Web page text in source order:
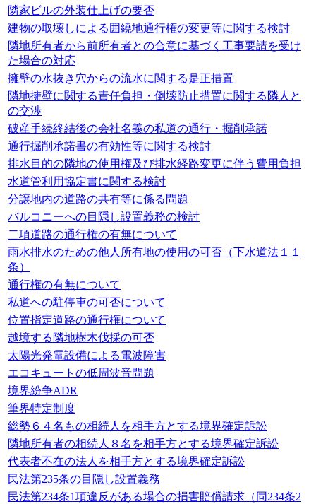
隣家ビルの外装仕上げの要否
建物の取壊しによる囲繞地通行権の変更等に関する検討
隣地所有者から前所有者との合意に基づく工事要請を受け
た場合の対応
擁壁の水抜き穴からの流水に関する是正措置
隣地擁壁に関する責任負担・倒壊防止措置に関する隣人と
の交渉
破産手続終結後の会社名義の私道の通行・掘削承諾
通行掘削承諾書の有効性等に関する検討
排水目的の隣地の使用権及び排水経路変更に伴う費用負担
水道管利用協定書に関する検討
分譲地内の道路の共有等に係る問題
バルコニーへの目隠し設置義務の検討
二項道路の通行権の有無について
雨水排水のための他人所有地の使用の可否（下水道法１１
条）
通行権の有無について
私道への駐停車の可否について
位置指定道路の通行権について
越境する隣地樹木伐採の可否
太陽光発電設備による電波障害
エコキュートの低周波音問題
境界紛争ADR
筆界特定制度
総勢６４名もの相続人を相手方とする境界確定訴訟
隣地所有者の相続人８名を相手方とする境界確定訴訟
代表者不在の法人を相手方とする境界確定訴訟
民法第235条の目隠し設置義務
民法第234条1項違反がある場合の損害賠償請求（同234条2